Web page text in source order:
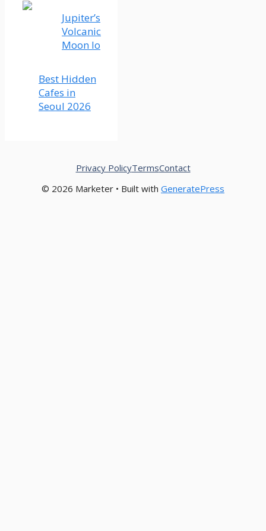
Jupiter’s
Volcanic
Moon Io
Best Hidden
Cafes in
Seoul 2026
© 2026 Marketer • Built with GeneratePress
Privacy PolicyTermsContact